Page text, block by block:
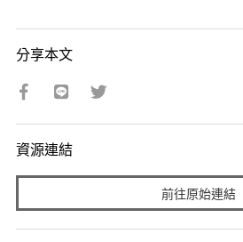
分享本文
資源連結
前往原始連結